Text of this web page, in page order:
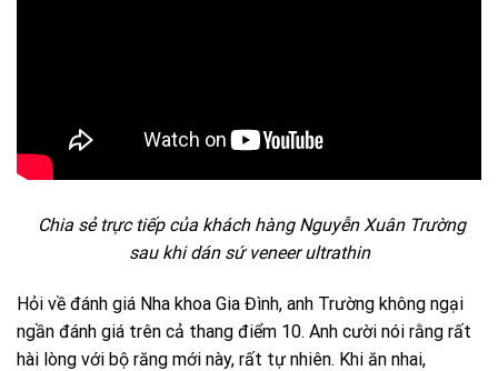
Chia sẻ trực tiếp của khách hàng Nguyễn Xuân Trường
sau khi dán sứ veneer ultrathin
Hỏi về đánh giá Nha khoa Gia Đình, anh Trường không ngại
ngần đánh giá trên cả thang điểm 10. Anh cười nói rằng rất
hài lòng với bộ răng mới này, rất tự nhiên. Khi ăn nhai,